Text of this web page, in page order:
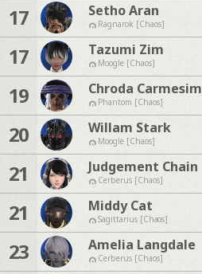
17 Setho Aran
Ragnarok [Chaos]
17 Tazumi Zim
Moogle [Chaos]
19 Chroda Carmesim
Phantom [Chaos]
20 Willam Stark
Moogle [Chaos]
21 Judgement Chain
Cerberus [Chaos]
21 Middy Cat
Sagittarius [Chaos]
23 Amelia Langdale
Cerberus [Chaos]